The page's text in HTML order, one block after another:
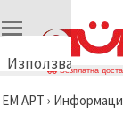
Използваме
🍪
Безплатна
ЕМ АРТ ›